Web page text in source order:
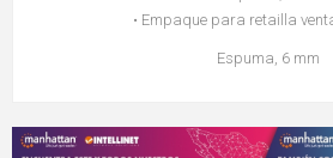
• Empaque para retailla
Espuma, 6 mm